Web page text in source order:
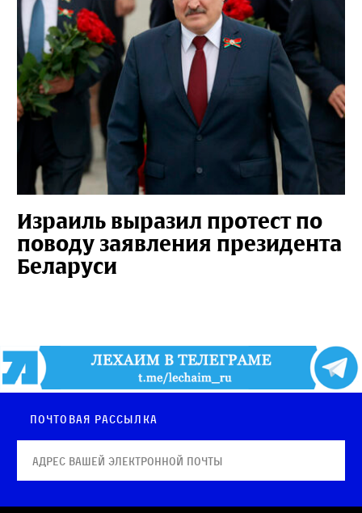
Израиль выразил протест по
поводу заявления президента
Беларуси
Почтовая рассылка